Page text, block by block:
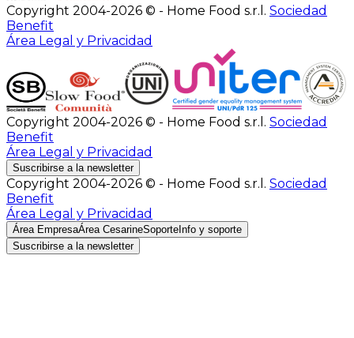
Copyright 2004-2026 © - Home Food s.r.l. Sociedad
Benefit
Área Legal y Privacidad
Copyright 2004-2026 © - Home Food s.r.l. Sociedad
Benefit
Área Legal y Privacidad
Suscribirse a la newsletter
Copyright 2004-2026 © - Home Food s.r.l. Sociedad
Benefit
Área Legal y Privacidad
Área EmpresaÁrea CesarineSoporte Info y soporte
Suscribirse a la newsletter